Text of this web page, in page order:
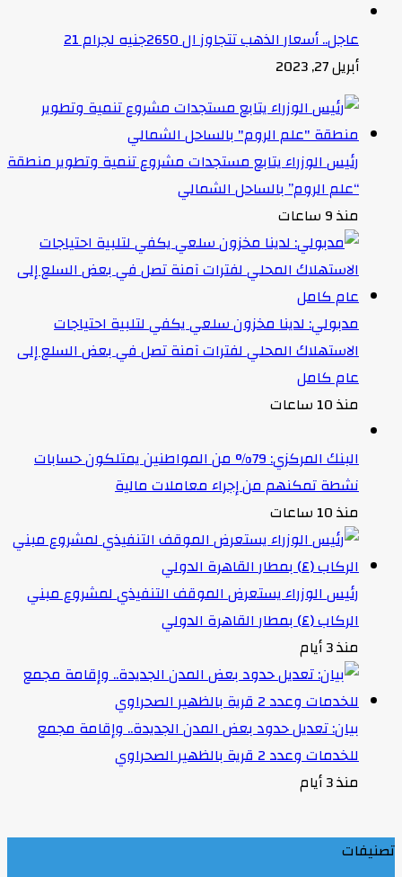
عاجل.. أسعار الذهب تتجاوز ال 2650جنيه لجرام 21
أبريل 27, 2023
رئيس الوزراء يتابع مستجدات مشروع تنمية وتطوير منطقة
“علم الروم” بالساحل الشمالي
منذ 9 ساعات
مدبولي: لدينا مخزون سلعي يكفي لتلبية احتياجات
الاستهلاك المحلي لفترات آمنة تصل في بعض السلع إلى
عام كامل
منذ 10 ساعات
البنك المركزي: 79% من المواطنين يمتلكون حسابات
نشطة تمكنهم من إجراء معاملات مالية
منذ 10 ساعات
رئيس الوزراء يستعرض الموقف التنفيذي لمشروع مبني
الركاب (٤) بمطار القاهرة الدولي
منذ 3 أيام
بيان: تعديل حدود بعض المدن الجديدة.. وإقامة مجمع
للخدمات وعدد 2 قرية بالظهير الصحراوي
منذ 3 أيام
تصنيفات